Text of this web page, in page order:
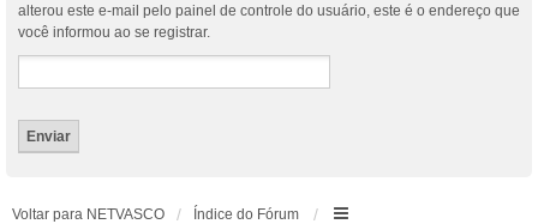
alterou este e-mail pelo painel de controle do usuário, este é o endereço que
você informou ao se registrar.
Voltar para NETVASCO Índice do Fórum